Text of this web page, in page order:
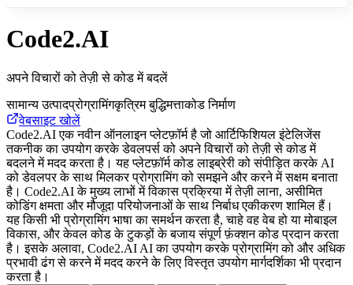
Code2.AI
अपने विचारों को तेज़ी से कोड में बदलें
सामान्य उत्पादप्रोग्रामिंगकृत्रिम बुद्धिमत्ताकोड निर्माण
वेबसाइट खोलें
Code2.AI एक नवीन ऑनलाइन प्लेटफ़ॉर्म है जो आर्टिफिशियल इंटेलिजेंस
तकनीक का उपयोग करके डेवलपर्स को अपने विचारों को तेज़ी से कोड में
बदलने में मदद करता है। यह प्लेटफ़ॉर्म कोड लाइब्रेरी को संपीड़ित करके AI
को डेवलपर के साथ मिलकर प्रोग्रामिंग को समझने और करने में सक्षम बनाता
है। Code2.AI के मुख्य लाभों में विकास प्रक्रिया में तेज़ी लाना, असीमित
कोडिंग क्षमता और मौजूदा परियोजनाओं के साथ निर्बाध एकीकरण शामिल हैं।
यह किसी भी प्रोग्रामिंग भाषा का समर्थन करता है, चाहे वह वेब हो या मोबाइल
विकास, और केवल कोड के टुकड़ों के बजाय संपूर्ण फ़ंक्शन कोड प्रदान करता
है। इसके अलावा, Code2.AI AI का उपयोग करके प्रोग्रामिंग को और अधिक
प्रभावी ढंग से करने में मदद करने के लिए विस्तृत उपयोग मार्गदर्शिका भी प्रदान
करता है।